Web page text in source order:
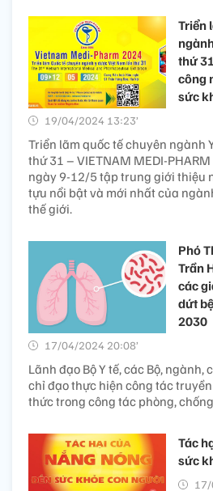
Triển
thứ
công
sức
19/04/2024 13:23’
Triển lãm quốc tế chuyên ngành
thứ 31 – VIETNAM MEDI-
ngày 9-12/5 tập trung giới thiệu
tựu nổi bật và mới nhất của
thế giới.
Phó
Trần
các
dứt
2030
17/04/2024 20:08’
Lãnh đạo Bộ Y tế, các Bộ,
chỉ đạo thực hiện công tác
thức trong công tác phòng,
Tác
sức
17/